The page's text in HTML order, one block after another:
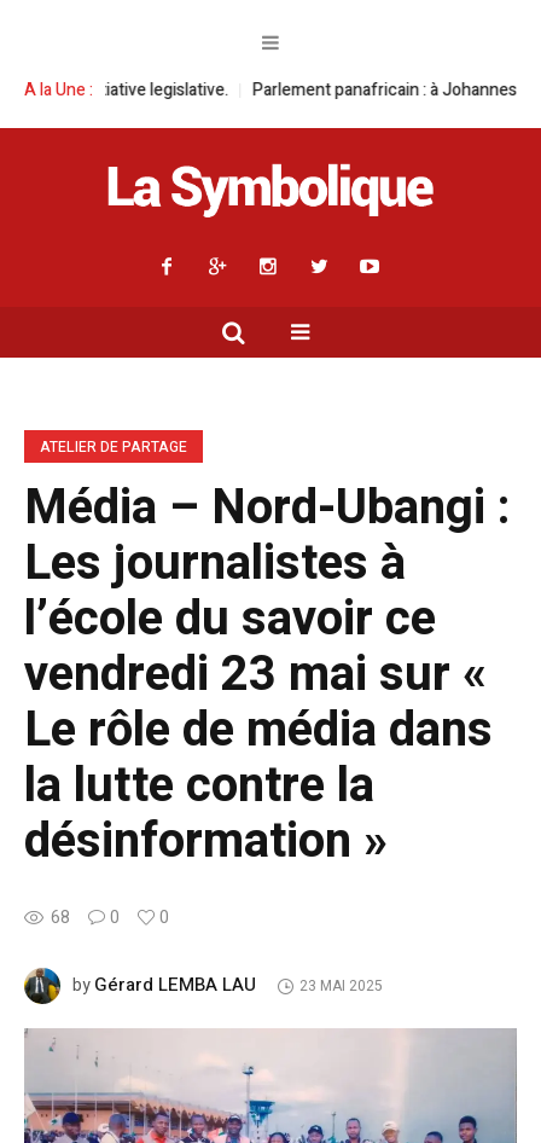
A la Une : Parlement panafricain : à Johannesburg, Aimé Boji
ATELIER DE PARTAGE
Média – Nord-Ubangi :
Les journalistes à
l’école du savoir ce
vendredi 23 mai sur «
Le rôle de média dans
la lutte contre la
désinformation »
68 0 0
byGérard LEMBA LAU 23 MAI 2025